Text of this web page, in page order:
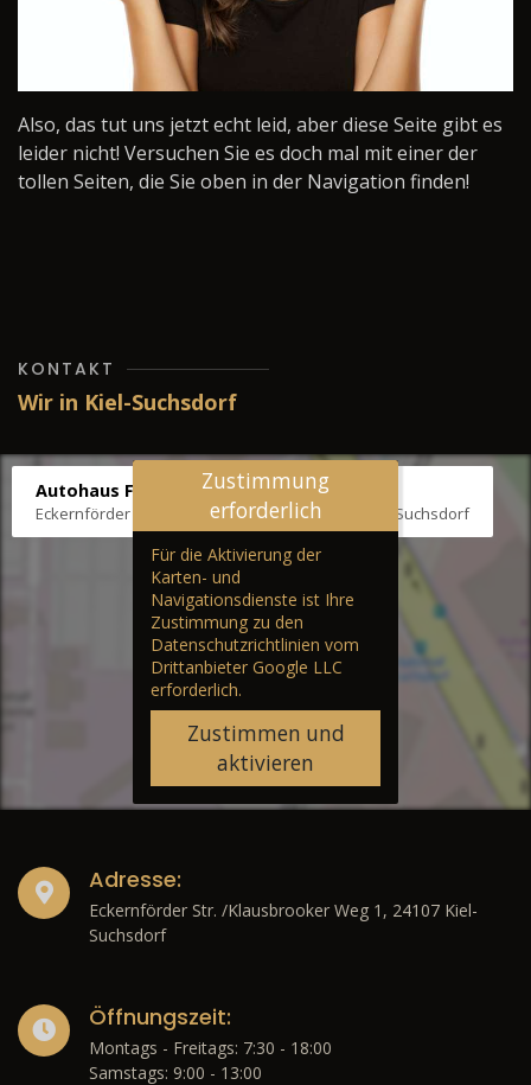
Also, das tut uns jetzt echt leid, aber diese Seite gibt es
leider nicht! Versuchen Sie es doch mal mit einer der
tollen Seiten, die Sie oben in der Navigation finden!
KONTAKT
Wir in Kiel-Suchsdorf
Autohaus Fräter
Eckernförder Str. /Klausbrooker Weg 1, 24107 Kiel-Suchsdorf
Zustimmung
erforderlich
Für die Aktivierung der
Karten- und
Navigationsdienste ist Ihre
Zustimmung zu den
Datenschutzrichtlinien vom
Drittanbieter Google LLC
erforderlich.
Zustimmen und
aktivieren
Adresse:
Eckernförder Str. /Klausbrooker Weg 1, 24107 Kiel-
Suchsdorf
Öffnungszeit:
Montags - Freitags: 7:30 - 18:00
Samstags: 9:00 - 13:00